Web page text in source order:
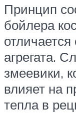
Принцип
бойлера
агрегата.
змеевики,
влияет на
тепла в